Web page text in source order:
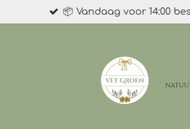
📦 Vandaag voor 14:00